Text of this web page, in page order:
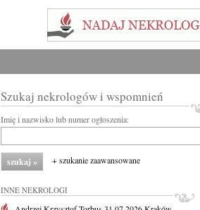
Szukaj nekrologów i wspomnień
Imię i nazwisko lub numer ogłoszenia:
+ szukanie zaawansowane
INNE NEKROLOGI